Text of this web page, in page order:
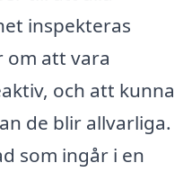
inspekteras
om att vara
och att kunna
de blir allvarliga.
som ingår i en